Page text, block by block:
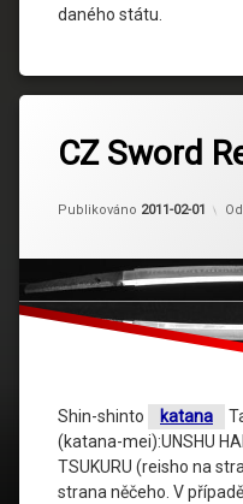
daného státu.
CZ Sword
Publikováno 2011-02-01 Od
Shin-shinto katana
(katana-mei):UNSHU
TSUKURU (reisho na
strana něčeho. V